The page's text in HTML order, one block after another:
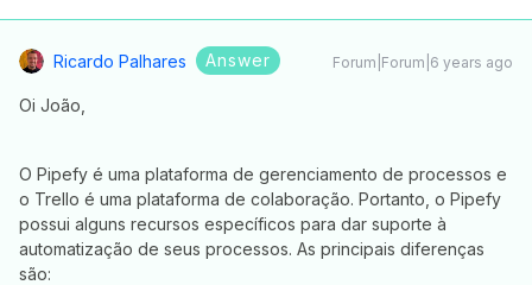
Ricardo Palhares Answer Forum|Forum|6 years ago
Oi João,
O Pipefy é uma plataforma de gerenciamento de processos e
o Trello é uma plataforma de colaboração. Portanto, o Pipefy
possui alguns recursos específicos para dar suporte à
automatização de seus processos. As principais diferenças
são: